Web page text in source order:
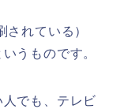
れている）
うものです。
でも、テレビ